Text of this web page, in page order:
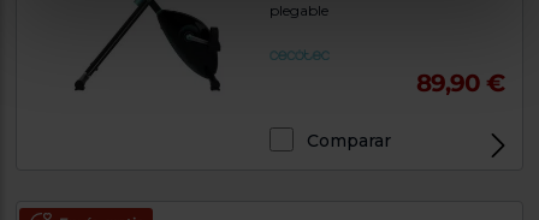
plegable
89,90 €
Comparar